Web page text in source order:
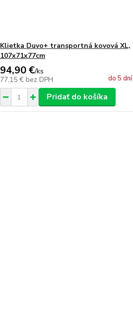
Klietka Duvo+ transportná kovová XL,
107x71x77cm
94,90 €/ks
77,15 € bez DPH do 5 dní
Pridať do košíka